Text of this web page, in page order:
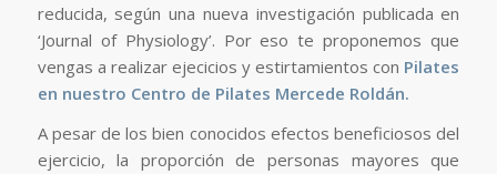
reducida, según una nueva investigación publicada en
‘Journal of Physiology’. Por eso te proponemos que
vengas a realizar ejecicios y estirtamientos con Pilates
en nuestro Centro de Pilates Mercede Roldán.
A pesar de los bien conocidos efectos beneficiosos del
ejercicio, la proporción de personas mayores que